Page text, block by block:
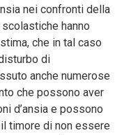
nei confronti della
hanno
che in tal caso
di
anche numerose
che possono aver
d’ansia e possono
timore di non essere